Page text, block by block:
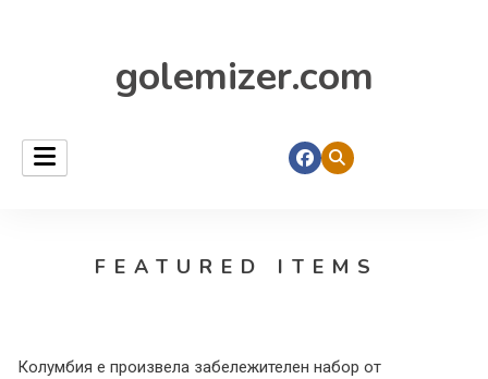
golemizer.com
FEATURED ITEMS
Колумбия е произвела забележителен набор от